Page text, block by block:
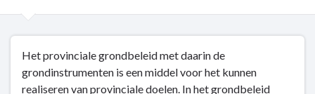
navigatie
Het provinciale grondbeleid met daarin de
grondinstrumenten is een middel voor het kunnen
realiseren van provinciale doelen. In het grondbeleid